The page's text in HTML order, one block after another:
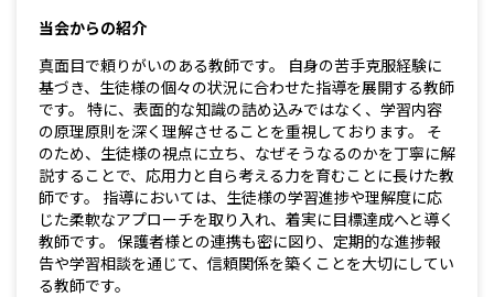
当会からの紹介
真面目で頼りがいのある教師です。 自身の苦手克服経験に
基づき、生徒様の個々の状況に合わせた指導を展開する教師
です。 特に、表面的な知識の詰め込みではなく、学習内容
の原理原則を深く理解させることを重視しております。 そ
のため、生徒様の視点に立ち、なぜそうなるのかを丁寧に解
説することで、応用力と自ら考える力を育むことに長けた教
師です。 指導においては、生徒様の学習進捗や理解度に応
じた柔軟なアプローチを取り入れ、着実に目標達成へと導く
教師です。 保護者様との連携も密に図り、定期的な進捗報
告や学習相談を通じて、信頼関係を築くことを大切にしてい
る教師です。